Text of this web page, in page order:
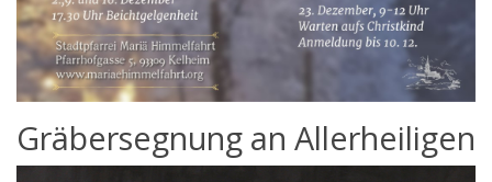
Gräbersegnung an Allerheiligen